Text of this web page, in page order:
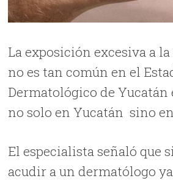
La exposición excesiva a
no es tan común en el
Dermatológico de
no solo en Yucatán sino
El especialista señaló que
acudir a un dermatólogo